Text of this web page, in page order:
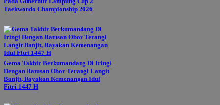
Taekwondo Championship 2026
Gema Takbir Berkumandang Di Iringi
Dengan Ratusan Obor Terangi Langit
Banjit, Rayakan Kemenangan Idul
Fitri 1447 H